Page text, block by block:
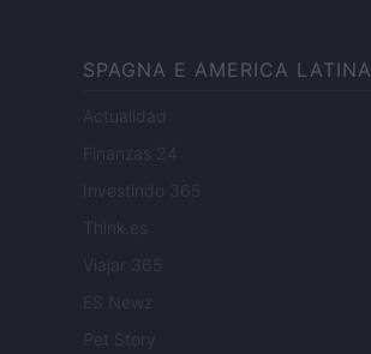
SPAGNA E AMERICA LATINA
Actualidad
Finanzas 24
Investindo 365
Think.es
Viajar 365
ES Newz
Pet Story